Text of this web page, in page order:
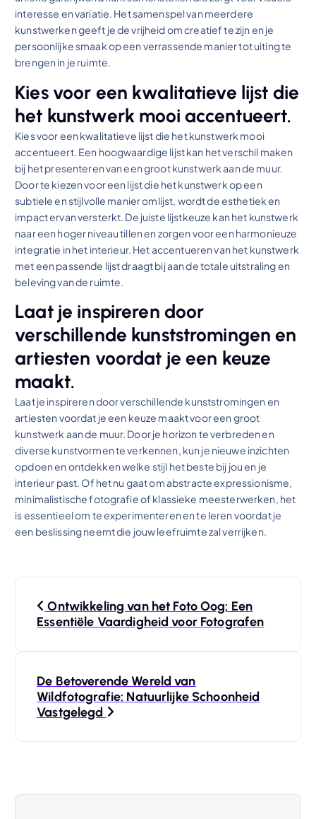
interesse en variatie. Het samenspel van meerdere
kunstwerken geeft je de vrijheid om creatief te zijn en je
persoonlijke smaak op een verrassende manier tot uiting te
brengen in je ruimte.
Kies voor een kwalitatieve lijst die
het kunstwerk mooi accentueert.
Kies voor een kwalitatieve lijst die het kunstwerk mooi
accentueert. Een hoogwaardige lijst kan het verschil maken
bij het presenteren van een groot kunstwerk aan de muur.
Door te kiezen voor een lijst die het kunstwerk op een
subtiele en stijlvolle manier omlijst, wordt de esthetiek en
impact ervan versterkt. De juiste lijstkeuze kan het kunstwerk
naar een hoger niveau tillen en zorgen voor een harmonieuze
integratie in het interieur. Het accentueren van het kunstwerk
met een passende lijst draagt bij aan de totale uitstraling en
beleving van de ruimte.
Laat je inspireren door
verschillende kunststromingen en
artiesten voordat je een keuze
maakt.
Laat je inspireren door verschillende kunststromingen en
artiesten voordat je een keuze maakt voor een groot
kunstwerk aan de muur. Door je horizon te verbreden en
diverse kunstvormen te verkennen, kun je nieuwe inzichten
opdoen en ontdekken welke stijl het beste bij jou en je
interieur past. Of het nu gaat om abstracte expressionisme,
minimalistische fotografie of klassieke meesterwerken, het
is essentieel om te experimenteren en te leren voordat je
een beslissing neemt die jouw leefruimte zal verrijken.
t
Ontwikkeling van het Foto Oog: Een
Essentiële Vaardigheid voor Fotografen
De Betoverende Wereld van
Wildfotografie: Natuurlijke Schoonheid
Vastgelegd